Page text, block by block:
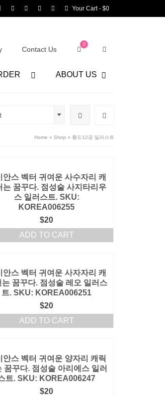
Your Cart- $0
Contact Us
0
ABOUT US
Home » Shop » 황도12궁 일러스트
안스 벡터 귀여운 사수자리 캐
는 꿈꾸다. 점성술 사지타리우
스 일러스트. SKU:
KOREA006255
$20
ADD TO CART
안스 벡터 귀여운 사자자리 캐
는 꿈꾸다. 점성술 레오 일러스
트. SKU: KOREA006251
$20
ADD TO CART
안스 벡터 귀여운 양자리 캐릭
꿈꾸다. 점성술 아리에스 일러
트. SKU: KOREA006247
$20